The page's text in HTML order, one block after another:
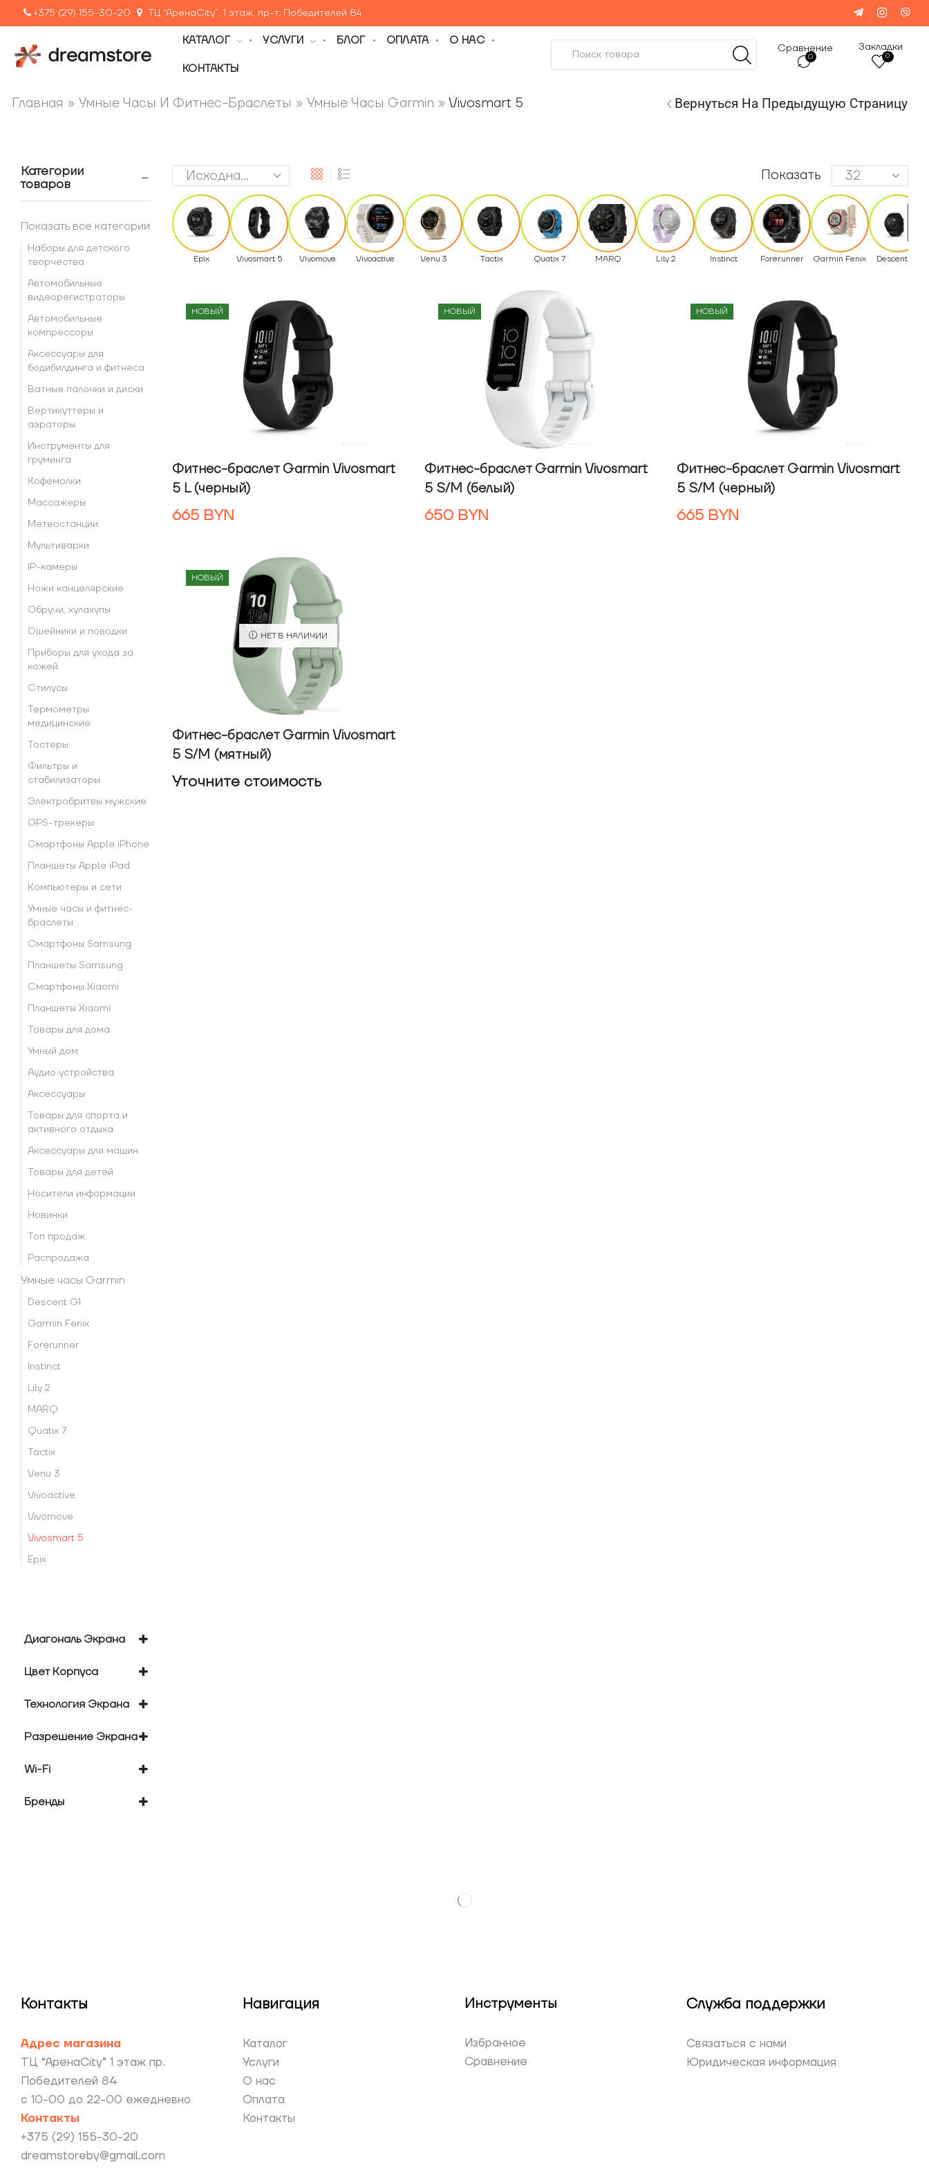
+375 (29) 155-30-20 ТЦ “АренаCity”, 1 этаж, пр-т. Победителей 84
КАТАЛОГ УСЛУГИ БЛОГ ОПЛАТА О НАС
КОНТАКТЫ
Сравнение
0
Закладки
0
Вернуться На Предыдущую Страницу
Главная » Умные Часы И Фитнес-Браслеты » Умные Часы Garmin »Vivosmart 5
Показать
Epix Vivosmart 5 Vivomove Vivoactive Venu 3 Tactix Quatix 7 MARQ Lily 2 Instinct Forerunner Garmin Fenix Descent G1
НОВЫЙ
Фитнес-браслет Garmin Vivosmart
5 L (черный)
665 BYN
НОВЫЙ
Фитнес-браслет Garmin Vivosmart
5 S/M (белый)
650 BYN
НОВЫЙ
Фитнес-браслет Garmin Vivosmart
5 S/M (черный)
665 BYN
НОВЫЙ
НЕТ В НАЛИЧИИ
Фитнес-браслет Garmin Vivosmart
5 S/M (мятный)
Уточнитe стоимость
Категории
товаров
Показать все категории
Наборы для детского
творчества
Автомобильные
видеорегистраторы
Автомобильные
компрессоры
Аксессуары для
бодибилдинга и фитнеса
Ватные палочки и диски
Вертикуттеры и
аэраторы
Инструменты для
груминга
Кофемолки
Массажеры
Метеостанции
Мультиварки
IP-камеры
Ножи канцелярские
Обручи, хулахупы
Ошейники и поводки
Приборы для ухода за
кожей
Стилусы
Термометры
медицинские
Тостеры
Фильтры и
стабилизаторы
Электробритвы мужские
GPS-трекеры
Смартфоны Apple iPhone
Планшеты Apple iPad
Компьютеры и сети
Умные часы и фитнес-
браслеты
Смартфоны Samsung
Планшеты Samsung
Смартфоны Xiaomi
Планшеты Xiaomi
Товары для дома
Умный дом
Аудио устройства
Аксессуары
Товары для спорта и
активного отдыха
Аксессуары для машин
Товары для детей
Носители информации
Новинки
Топ продаж
Распродажа
Умные часы Garmin
Descent G1
Garmin Fenix
Forerunner
Instinct
Lily 2
MARQ
Quatix 7
Tactix
Venu 3
Vivoactive
Vivomove
Vivosmart 5
Epix
Диагональ Экрана
0.84 "
Цвет Корпуса
Технология Экрана
OLED
Разрешение Экрана
88x154
Wi-Fi
Бренды
Контакты
Адрес магазина
ТЦ “АренаCity” 1 этаж пр.
Победителей 84
с 10-00 до 22-00 ежедневно
Контакты
+375 (29) 155-30-20
dreamstoreby@gmail.com
Навигация
Каталог
Услуги
О нас
Оплата
Контакты
Инструменты
Избранное
Сравнение
Служба поддержки
Связаться с нами
Юридическая информация